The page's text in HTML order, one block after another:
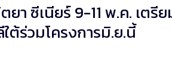
ยา ซีเนียร์ 9-11 พ.ค. เตรี
ต้ร่วมโครงการมิ.ย.นี้